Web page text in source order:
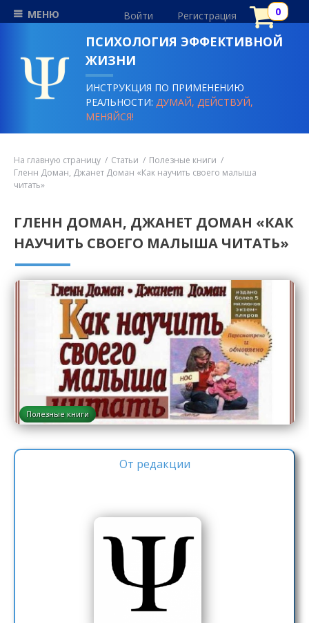
МЕНЮ Войти Регистрация
ПСИХОЛОГИЯ ЭФФЕКТИВНОЙ
ЖИЗНИ
ИНСТРУКЦИЯ ПО ПРИМЕНЕНИЮ
РЕАЛЬНОСТИ:ДУМАЙ, ДЕЙСТВУЙ,
МЕНЯЙСЯ!
На главную страницу Статьи
Полезные книги
Гленн Доман, Джанет Доман «Как научить своего малыша
читать»
ГЛЕНН ДОМАН, ДЖАНЕТ ДОМАН «КАК
НАУЧИТЬ СВОЕГО МАЛЫША ЧИТАТЬ»
Полезные книги
От редакции